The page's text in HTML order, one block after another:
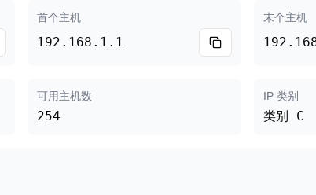
首个主机
192.168.1.1
末个主机
可用主机数
254
IP 类别
类别 C